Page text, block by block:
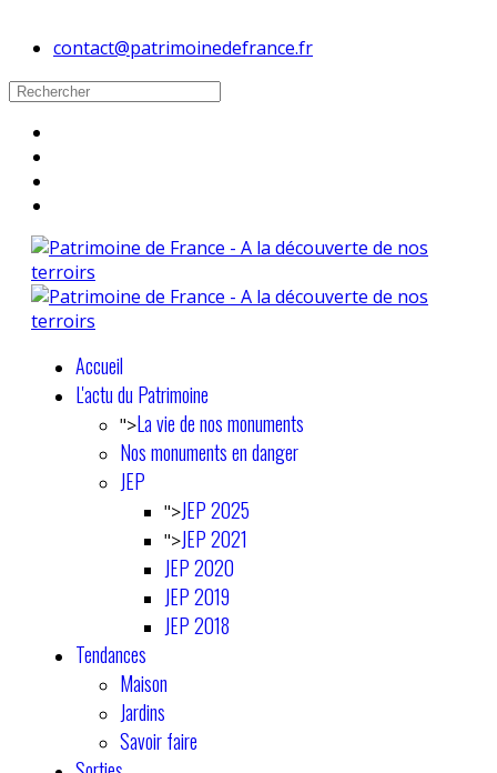
contact@patrimoinedefrance.fr
Accueil
L'actu du Patrimoine
">La vie de nos monuments
Nos monuments en danger
JEP
">JEP 2025
">JEP 2021
JEP 2020
JEP 2019
JEP 2018
Tendances
Maison
Jardins
Savoir faire